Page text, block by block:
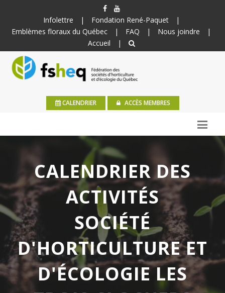
Infolettre | Fondation René-Paquet
|
Emblèmes floraux du Québec
| FAQ | Nous joindre
|
Accueil
|
CALENDRIER ACCÈS MEMBRES
CALENDRIER DES
ACTIVITÉS
SOCIÉTÉ
D'HORTICULTURE ET
D'ÉCOLOGIE LES